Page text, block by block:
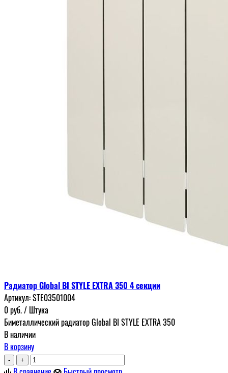
Радиатор Global BI STYLE EXTRA 350 4 секции
Артикул:STE03501004
0руб./ Штука
Биметаллический радиатор Global BI STYLE EXTRA 350
В наличии
В корзину
- +